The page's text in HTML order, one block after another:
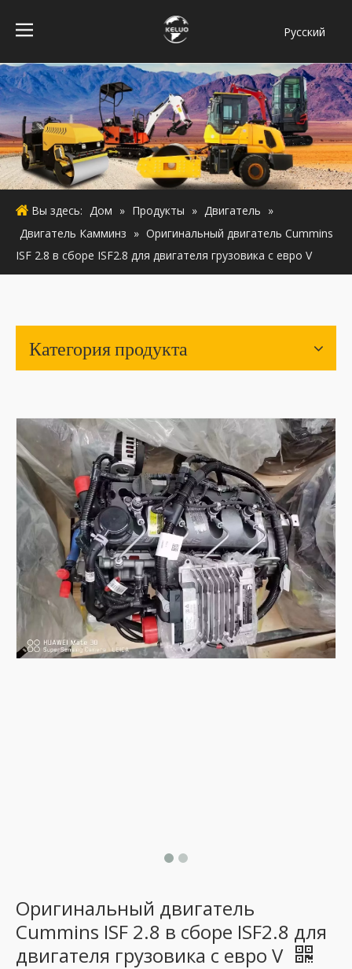
Pусский
Bahasa
indonesia
Türk dili
ไทย
Italiano
Deutsch
Español
Français
Вы здесь: Дом » Продукты » Двигатель »
Двигатель Камминз » Оригинальный двигатель Cummins
ISF 2.8 в сборе ISF2.8 для двигателя грузовика с евро V
Категория продукта
Оригинальный двигатель
Cummins ISF 2.8 в сборе ISF2.8 для
двигателя грузовика с евро V